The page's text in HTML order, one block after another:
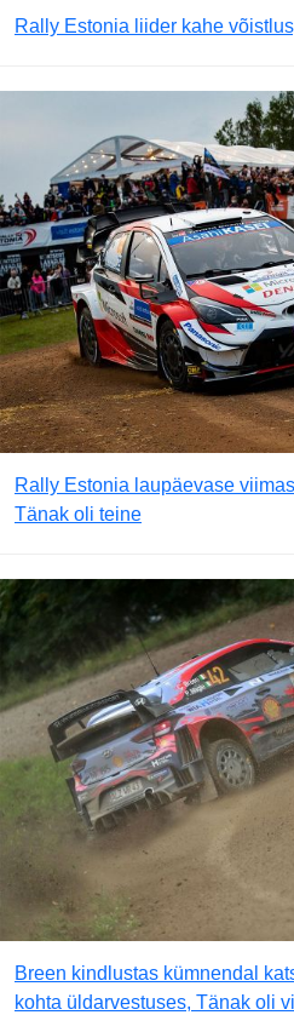
Rally Estonia liider kahe
Rally Estonia laupäevase
Tänak oli teine
Breen kindlustas kümnendal
kohta üldarvestuses, Tänak oli